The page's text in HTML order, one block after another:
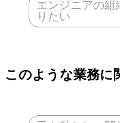
エンジニアの組
りたい
このような業務に